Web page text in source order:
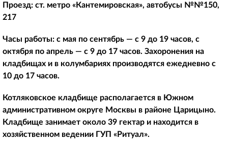
Проезд: ст. метро «Кантемировская», автобусы №№150,
217
Часы работы: с мая по сентябрь — с 9 до 19 часов, с
октября по апрель — с 9 до 17 часов. Захоронения на
кладбищах и в колумбариях производятся ежедневно с
10 до 17 часов.
Котляковское кладбище располагается в Южном
административном округе Москвы в районе Царицыно.
Кладбище занимает около 39 гектар и находится в
хозяйственном ведении ГУП «Ритуал».